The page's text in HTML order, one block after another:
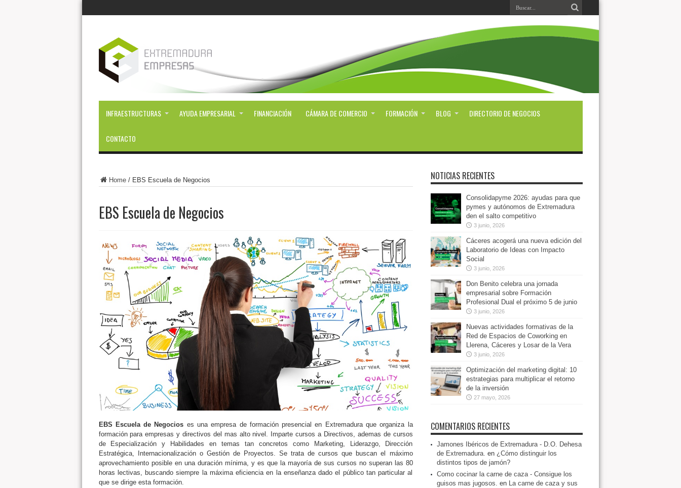
INFRAESTRUCTURAS AYUDA EMPRESARIAL FINANCIACIÓN CÁMARA DE COMERCIO FORMACIÓN BLOG DIRECTORIO DE NEGOCIOS
CONTACTO
Home/ EBS Escuela de Negocios
EBS Escuela de Negocios
EBS Escuela de Negocios es una empresa de formación presencial en Extremadura que organiza la
formación para empresas y directivos del mas alto nivel. Imparte cursos a Directivos, ademas de cursos
de Especialización y Habilidades en temas tan concretos como Marketing, Liderazgo, Dirección
Estratégica, Internacionalización o Gestión de Proyectos. Se trata de cursos que buscan el máximo
aprovechamiento posible en una duración mínima, y es que la mayoría de sus cursos no superan las 80
horas lectivas, buscando siempre la máxima eficiencia en la enseñanza dado el público tan particular al
que se dirige esta formación.
NOTICIAS RECIENTES
Consolidapyme 2026: ayudas para que
pymes y autónomos de Extremadura
den el salto competitivo
3 junio, 2026
Cáceres acogerá una nueva edición del
Laboratorio de Ideas con Impacto
Social
3 junio, 2026
Don Benito celebra una jornada
empresarial sobre Formación
Profesional Dual el próximo 5 de junio
3 junio, 2026
Nuevas actividades formativas de la
Red de Espacios de Coworking en
Llerena, Cáceres y Losar de la Vera
3 junio, 2026
Optimización del marketing digital: 10
estrategias para multiplicar el retorno
de la inversión
27 mayo, 2026
COMENTARIOS RECIENTES
Jamones Ibéricos de Extremadura - D.O. Dehesa
de Extremadura. en ¿Cómo distinguir los
distintos tipos de jamón?
Como cocinar la carne de caza - Consigue los
guisos mas jugosos. en La carne de caza y sus